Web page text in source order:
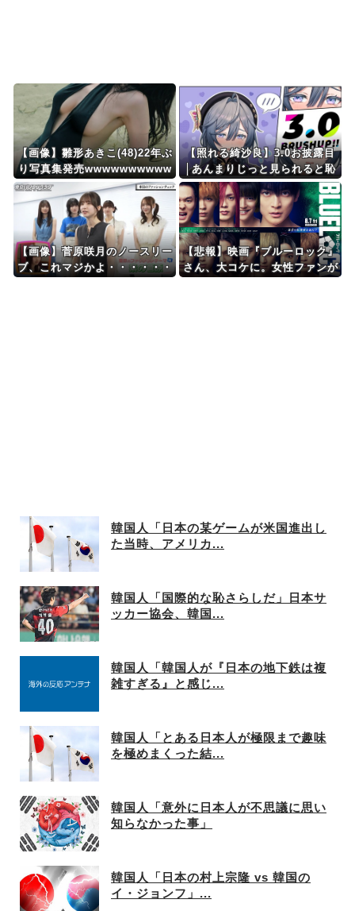
Powered by livedoor 相互RSS
【画像】雛形あきこ(48)22年ぶ
り写真集発売wwwwwwwwww
【照れる綺沙良】3.0お披露目
│あんまりじっと見られると恥
ずいかも…綺沙良の新たな姿に
心奪われる瞬間
【画像】菅原咲月のノースリー
ブ、これマジかよ・・・・・・
【悲報】映画『ブルーロック』
さん、大コケに。女性ファンが
韓国人「日本の某ゲームが米国進出し
た当時、アメリカ...
韓国人「国際的な恥さらしだ」日本サ
ッカー協会、韓国...
韓国人「韓国人が『日本の地下鉄は複
雑すぎる』と感じ...
韓国人「とある日本人が極限まで趣味
を極めまくった結...
韓国人「意外に日本人が不思議に思い
知らなかった事」
韓国人「日本の村上宗隆 vs 韓国の
イ・ジョンフ」...